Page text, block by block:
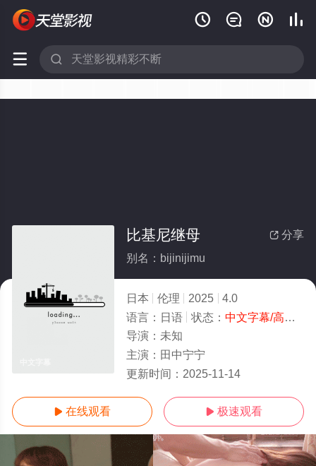
   
 
 分享
比基尼继母
别名：bijinijimu
日本 伦理 2025
4.0
语言： 日语 状态： 中文字幕/高清
导演： 未知
主演： 田中宁宁
更新时间： 2025-11-14
 在线观看  极速观看